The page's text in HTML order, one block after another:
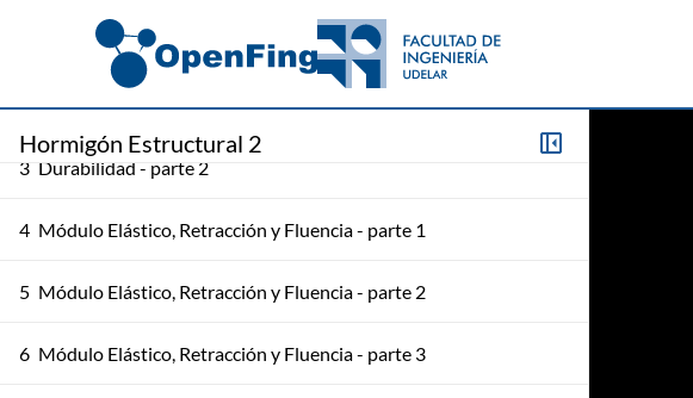
Hormigón Estructural 2
2 Durabilidad - parte 1
3 Durabilidad - parte 2
4 Módulo Elástico, Retracción y Fluencia - parte 1
5 Módulo Elástico, Retracción y Fluencia - parte 2
6 Módulo Elástico, Retracción y Fluencia - parte 3